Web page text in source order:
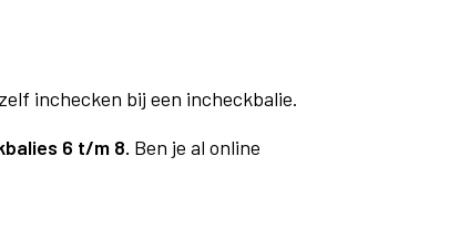
inchecken bij een incheckbalie.
6 t/m 8. Ben je al online